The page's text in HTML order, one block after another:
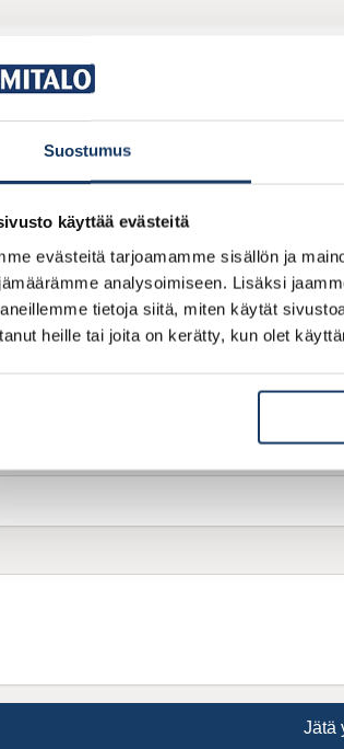
Suostumus
käyttää evästeitä
evästeitä tarjoamamme sisällön ja
analysoimiseen. Lisäksi
tietoja siitä, miten käytät
heille tai joita on kerätty, kun olet
Kysy
Ota yhteyttä niin
Jätä